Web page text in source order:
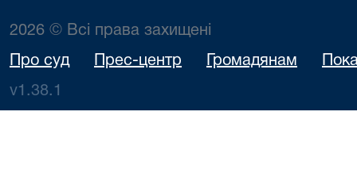
2026 © Всі права захищені
Про суд Прес-центр Громадянам
v1.38.1